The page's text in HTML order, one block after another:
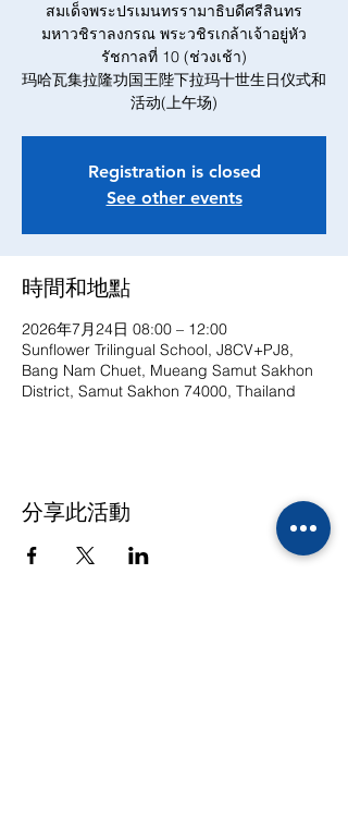
สมเด็จพระปรเมนทรรามาธิบดีศรีสินทร
มหาวชิราลงกรณ พระวชิรเกล้าเจ้าอยู่หัว
รัชกาลที่ 10 (ช่วงเช้า)
玛哈瓦集拉隆功国王陛下拉玛十世生日仪式和
活动(上午场)
Registration is closed
See other events
時間和地點
2026年7月24日 08:00 – 12:00
Sunflower Trilingual School, J8CV+PJ8,
Bang Nam Chuet, Mueang Samut Sakhon
District, Samut Sakhon 74000, Thailand
分享此活動